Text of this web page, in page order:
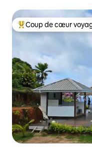
Coups de cœur
Coup de cœur